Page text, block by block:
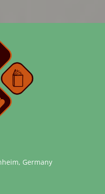
Germany